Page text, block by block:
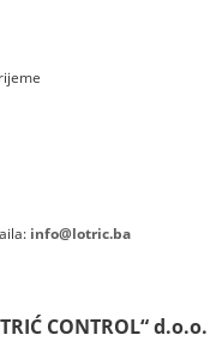
info@lotric.ba
CONTROL“ d.o.o.